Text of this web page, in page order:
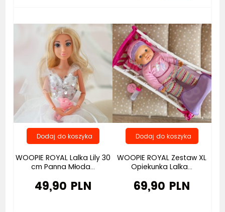
WOOPIE ROYAL Lalka Lily 30
cm Panna Młoda...
49,90 PLN
WOOPIE ROYAL Zestaw XL
Opiekunka Lalka...
69,90 PLN